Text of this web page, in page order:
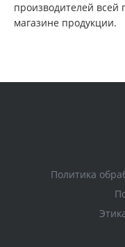
производителей
магазине продукции.
Политика